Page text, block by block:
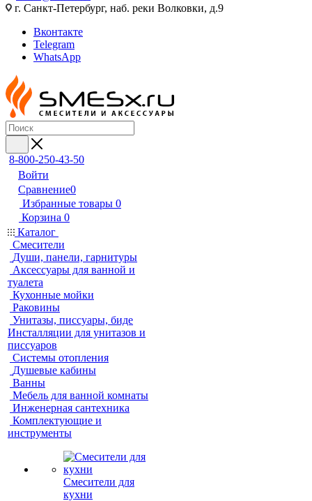
г. Санкт-Петербург, наб. реки Волковки, д.9
Вконтакте
Telegram
WhatsApp
8-800-250-43-50
Войти
Сравнение0
Избранные товары 0
Корзина 0
Каталог
Смесители
Души, панели, гарнитуры
Аксессуары для ванной и
туалета
Кухонные мойки
Раковины
Унитазы, писсуары, биде
Инсталляции для унитазов и
писсуаров
Системы отопления
Душевые кабины
Ванны
Мебель для ванной комнаты
Инженерная сантехника
Комплектующие и
инструменты
Смесители для
кухни